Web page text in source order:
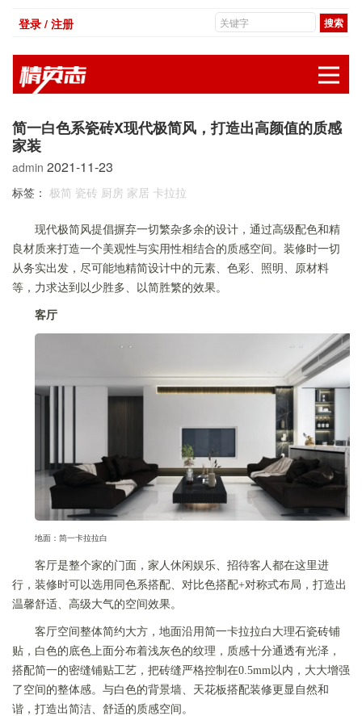
登录 / 注册
简一白色系瓷砖X现代极简风，打造出高颜值的质感
家装
admin 2021-11-23
标签： 极简 瓷砖 厨房 家居 卡拉拉
现代极简风提倡摒弃一切繁杂多余的设计，通过高级配色和精
良材质来打造一个美观性与实用性相结合的质感空间。装修时一切
从务实出发，尽可能地精简设计中的元素、色彩、照明、原材料
等，力求达到以少胜多、以简胜繁的效果。
客厅
地面：简一卡拉拉白
客厅是整个家的门面，家人休闲娱乐、招待客人都在这里进
行，装修时可以选用同色系搭配、对比色搭配+对称式布局，打造出
温馨舒适、高级大气的空间效果。
客厅空间整体简约大方，地面沿用简一卡拉拉白大理石瓷砖铺
贴，白色的底色上面分布着浅灰色的纹理，质感十分通透有光泽，
搭配简一的密缝铺贴工艺，把砖缝严格控制在0.5mm以内，大大增强
了空间的整体感。与白色的背景墙、天花板搭配装修更显自然和
谐，打造出简洁、舒适的质感空间。